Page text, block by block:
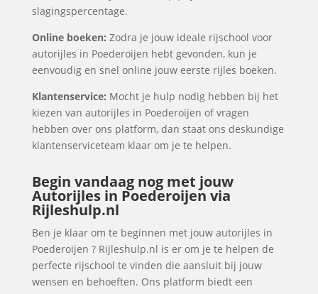
slagingspercentage.
Online boeken: Zodra je jouw ideale rijschool voor
autorijles in Poederoijen hebt gevonden, kun je
eenvoudig en snel online jouw eerste rijles boeken.
Klantenservice: Mocht je hulp nodig hebben bij het
kiezen van autorijles in Poederoijen of vragen
hebben over ons platform, dan staat ons deskundige
klantenserviceteam klaar om je te helpen.
Begin vandaag nog met jouw
Autorijles in Poederoijen via
Rijleshulp.nl
Ben je klaar om te beginnen met jouw autorijles in
Poederoijen ? Rijleshulp.nl is er om je te helpen de
perfecte rijschool te vinden die aansluit bij jouw
wensen en behoeften. Ons platform biedt een